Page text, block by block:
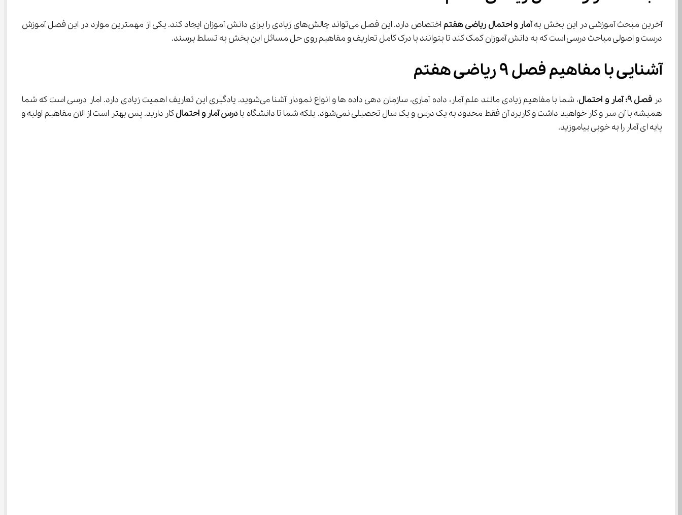
آخرین مبحث آموزشی در این بخش به آمار و احتمال ریاضی هفتم
اختصاص دارد. این فصل می‌تواند چالش‌های زیادی را برای دانش آموزان ایجاد کند. یکی از مهمترین موارد در این فصل آموزش
درست و اصولی مباحث درسی است که به دانش آموزان کمک کند تا بتوانند با درک کامل تعاریف و مفاهیم روی حل مسائل این بخش به تسلط برسند.
آشنایی با مفاهیم فصل ۹ ریاضی هفتم
در فصل ۹: آمار و احتمال
، شما با مفاهیم زیادی مانند علم آمار، داده آماری، سازمان دهی داده ها و انواع نمودار آشنا می‌شوید. یادگیری این تعاریف اهمیت زیادی دارد. امار درسی است که شما
همیشه با آن سر و کار خواهید داشت و کاربرد آن فقط محدود به یک درس و یک سال تحصیلی نمی‌شود. بلکه شما تا دانشگاه با
درس آمار و احتمال کار دارید. پس بهتر است از الان مفاهیم اولیه و
پایه ای آمار را به خوبی بیاموزید.